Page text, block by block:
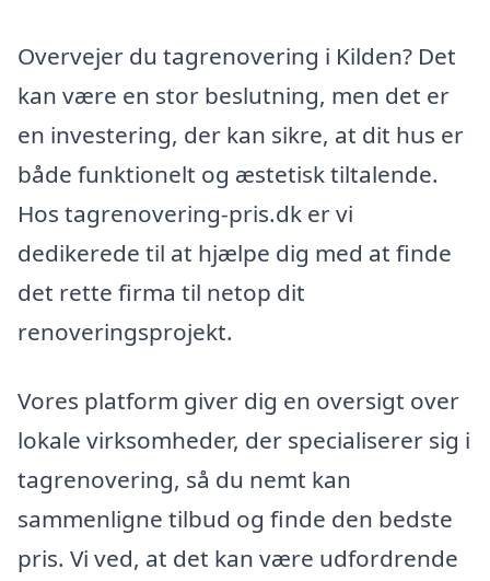
Overvejer du tagrenovering i Kilden? Det
kan være en stor beslutning, men det er
en investering, der kan sikre, at dit hus er
både funktionelt og æstetisk tiltalende.
Hos tagrenovering-pris.dk er vi
dedikerede til at hjælpe dig med at finde
det rette firma til netop dit
renoveringsprojekt.
Vores platform giver dig en oversigt over
lokale virksomheder, der specialiserer sig i
tagrenovering, så du nemt kan
sammenligne tilbud og finde den bedste
pris. Vi ved, at det kan være udfordrende